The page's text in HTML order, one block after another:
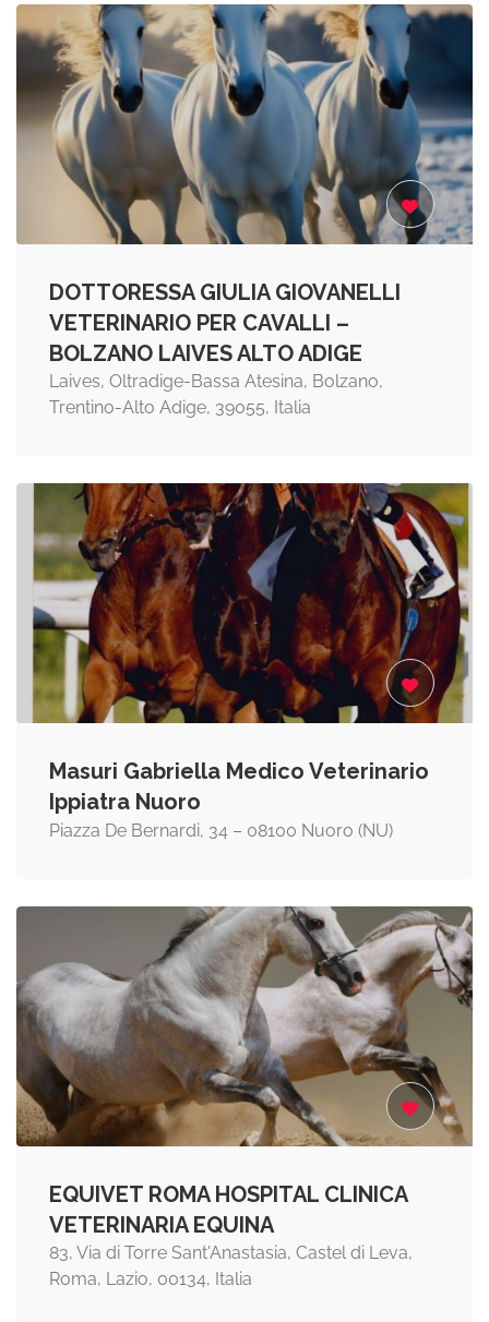
DOTTORESSA GIULIA GIOVANELLI
VETERINARIO PER CAVALLI –
BOLZANO LAIVES ALTO ADIGE
Laives, Oltradige-Bassa Atesina, Bolzano,
Trentino-Alto Adige, 39055, Italia
Masuri Gabriella Medico Veterinario
Ippiatra Nuoro
Piazza De Bernardi, 34 – 08100 Nuoro (NU)
EQUIVET ROMA HOSPITAL CLINICA
VETERINARIA EQUINA
83, Via di Torre Sant'Anastasia, Castel di Leva,
Roma, Lazio, 00134, Italia